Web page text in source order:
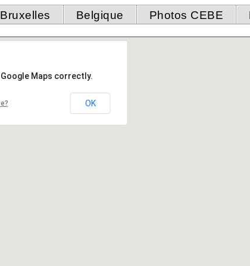
Bruxelles Belgique Photos CEBE